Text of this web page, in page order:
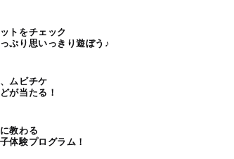
トをチェック
ぷり思いっきり遊ぼう♪
ムビチケ
が当たる！
教わる
体験プログラム！